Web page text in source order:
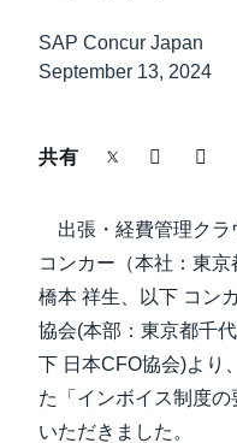
出張・経費管理トレンド
導入事例
サステナビリティ
SAP Concur Japan
September 13, 2024
共有
出張・経費管理クラ
コンカー（本社：東京
橋本 祥生、以下 コン
協会(本部：東京都千
下 日本CFO協会)より
た「インボイス制度
いただきました。